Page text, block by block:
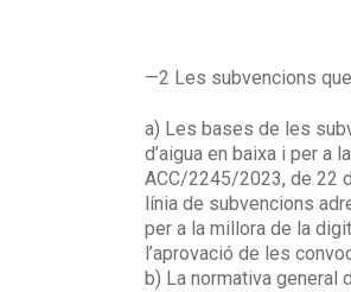
—2 Les subvencions
a) Les bases de les
d’aigua en baixa i per a
ACC/2245/2023, de 22
línia de subvencions
per a la millora de la
l’aprovació de les
b) La normativa general